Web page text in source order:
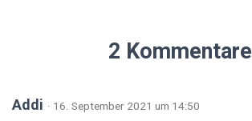
2 Kommentare
Addi · 16. September 2021 um 14:50